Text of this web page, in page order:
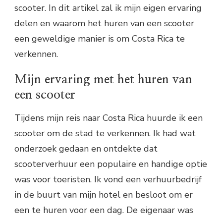
scooter. In dit artikel zal ik mijn eigen ervaring
delen en waarom het huren van een scooter
een geweldige manier is om Costa Rica te
verkennen.
Mijn ervaring met het huren van
een scooter
Tijdens mijn reis naar Costa Rica huurde ik een
scooter om de stad te verkennen. Ik had wat
onderzoek gedaan en ontdekte dat
scooterverhuur een populaire en handige optie
was voor toeristen. Ik vond een verhuurbedrijf
in de buurt van mijn hotel en besloot om er
een te huren voor een dag. De eigenaar was